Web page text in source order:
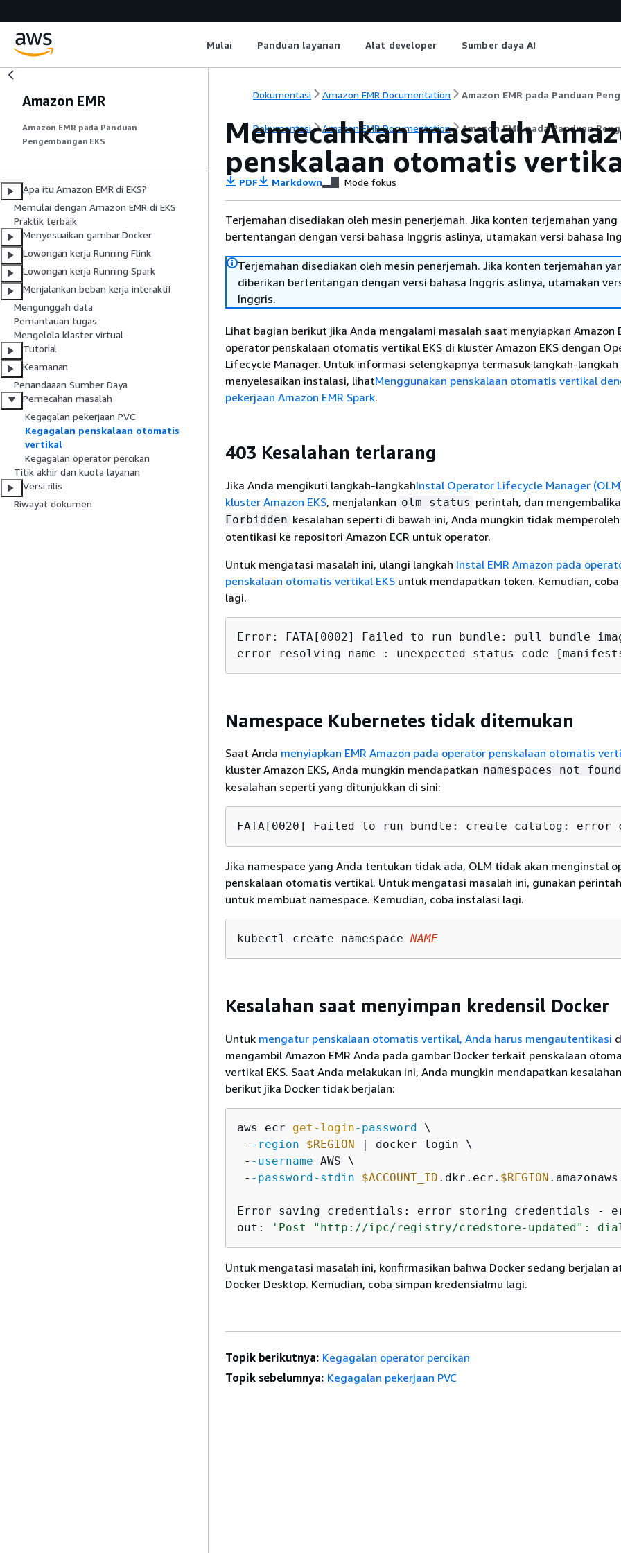
Mulai Panduan layanan Alat developer Sumber daya AI
Amazon EMR
Amazon EMR pada Panduan
Pengembangan EKS
Apa itu Amazon EMR di EKS?
Memulai dengan Amazon EMR di EKS
Praktik terbaik
Menyesuaikan gambar Docker
Lowongan kerja Running Flink
Lowongan kerja Running Spark
Menjalankan beban kerja interaktif
Mengunggah data
Pemantauan tugas
Mengelola klaster virtual
Tutorial
Keamanan
Penandaaan Sumber Daya
Pemecahan masalah
Kegagalan pekerjaan PVC
Kegagalan penskalaan otomatis
vertikal
Kegagalan operator percikan
Titik akhir dan kuota layanan
Versi rilis
Riwayat dokumen
Dokumentasi Amazon EMR Documentation Amazon EMR pada Panduan
Dokumentasi Amazon EMR Documentation Amazon EMR pada Panduan
Memecahkan masalah
penskalaan otomatis
PDF Markdown Mode fokus
Terjemahan disediakan oleh mesin penerjemah. Jika konten terjemahan
bertentangan dengan versi bahasa Inggris aslinya, utamakan versi bahasa
Terjemahan disediakan oleh mesin penerjemah. Jika konten terjemahan
diberikan bertentangan dengan versi bahasa Inggris aslinya, utamakan
Inggris.
Lihat bagian berikut jika Anda mengalami masalah saat menyiapkan Amazon
operator penskalaan otomatis vertikal EKS di kluster Amazon EKS dengan
Lifecycle Manager. Untuk informasi selengkapnya termasuk langkah-
menyelesaikan instalasi, lihatMenggunakan penskalaan otomatis vertikal
pekerjaan Amazon EMR Spark.
403 Kesalahan terlarang
Jika Anda mengikuti langkah-langkahInstal Operator Lifecycle Manager
kluster Amazon EKS, menjalankan olm status perintah, dan
Forbidden kesalahan seperti di bawah ini, Anda mungkin tidak
otentikasi ke repositori Amazon ECR untuk operator.
Untuk mengatasi masalah ini, ulangi langkah Instal EMR Amazon pada
penskalaan otomatis vertikal EKS untuk mendapatkan token. Kemudian,
lagi.
Error: FATA[0002] Failed to run bundle: pull bundle
error resolving name : unexpected status code
Namespace Kubernetes tidak ditemukan
Saat Anda menyiapkan EMR Amazon pada operator penskalaan otomatis
kluster Amazon EKS, Anda mungkin mendapatkan namespaces not found
kesalahan seperti yang ditunjukkan di sini:
FATA[0020] Failed to run bundle: create catalog: error
Jika namespace yang Anda tentukan tidak ada, OLM tidak akan menginstal
penskalaan otomatis vertikal. Untuk mengatasi masalah ini, gunakan
untuk membuat namespace. Kemudian, coba instalasi lagi.
kubectl create namespace NAME
Kesalahan saat menyimpan kredensil Docker
Untuk mengatur penskalaan otomatis vertikal, Anda harus mengautentikasi
mengambil Amazon EMR Anda pada gambar Docker terkait penskalaan
vertikal EKS. Saat Anda melakukan ini, Anda mungkin mendapatkan
berikut jika Docker tidak berjalan:
aws ecr get-login-password \
- -region $REGION | docker login \
- -username AWS \
- -password-stdin $ACCOUNT_ID .dkr.ecr. $REGION
Error saving credentials: error storing credentials -
out:
'Post "http://ipc/registry/credstore-updated":
Untuk mengatasi masalah ini, konfirmasikan bahwa Docker sedang berjalan
Docker Desktop. Kemudian, coba simpan kredensialmu lagi.
Topik berikutnya: Kegagalan operator percikan
Topik sebelumnya: Kegagalan pekerjaan PVC